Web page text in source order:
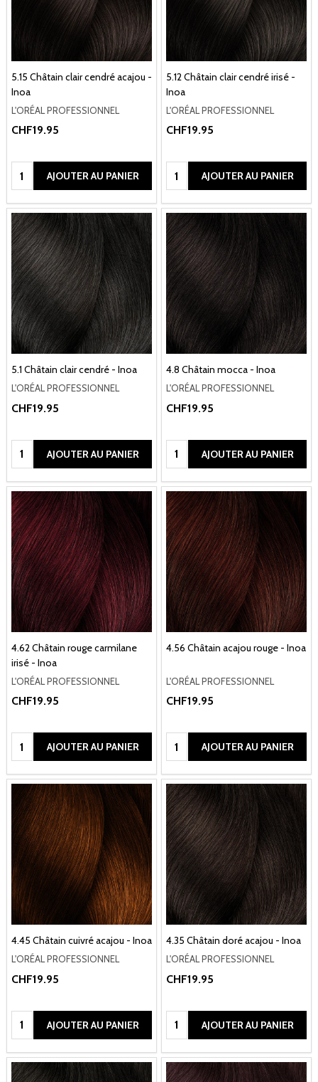
5.15 Châtain clair cendré acajou -
Inoa
L'ORÉAL PROFESSIONNEL
CHF19.95
Quantité:AJOUTER AU PANIER
5.12 Châtain clair cendré irisé -
Inoa
L'ORÉAL PROFESSIONNEL
CHF19.95
Quantité:AJOUTER AU PANIER
5.1 Châtain clair cendré - Inoa
L'ORÉAL PROFESSIONNEL
CHF19.95
Quantité:AJOUTER AU PANIER
4.8 Châtain mocca - Inoa
L'ORÉAL PROFESSIONNEL
CHF19.95
Quantité:AJOUTER AU PANIER
4.62 Châtain rouge carmilane
irisé - Inoa
L'ORÉAL PROFESSIONNEL
CHF19.95
Quantité:AJOUTER AU PANIER
4.56 Châtain acajou rouge - Inoa
L'ORÉAL PROFESSIONNEL
CHF19.95
Quantité:AJOUTER AU PANIER
4.45 Châtain cuivré acajou - Inoa
L'ORÉAL PROFESSIONNEL
CHF19.95
Quantité:AJOUTER AU PANIER
4.35 Châtain doré acajou - Inoa
L'ORÉAL PROFESSIONNEL
CHF19.95
Quantité:AJOUTER AU PANIER